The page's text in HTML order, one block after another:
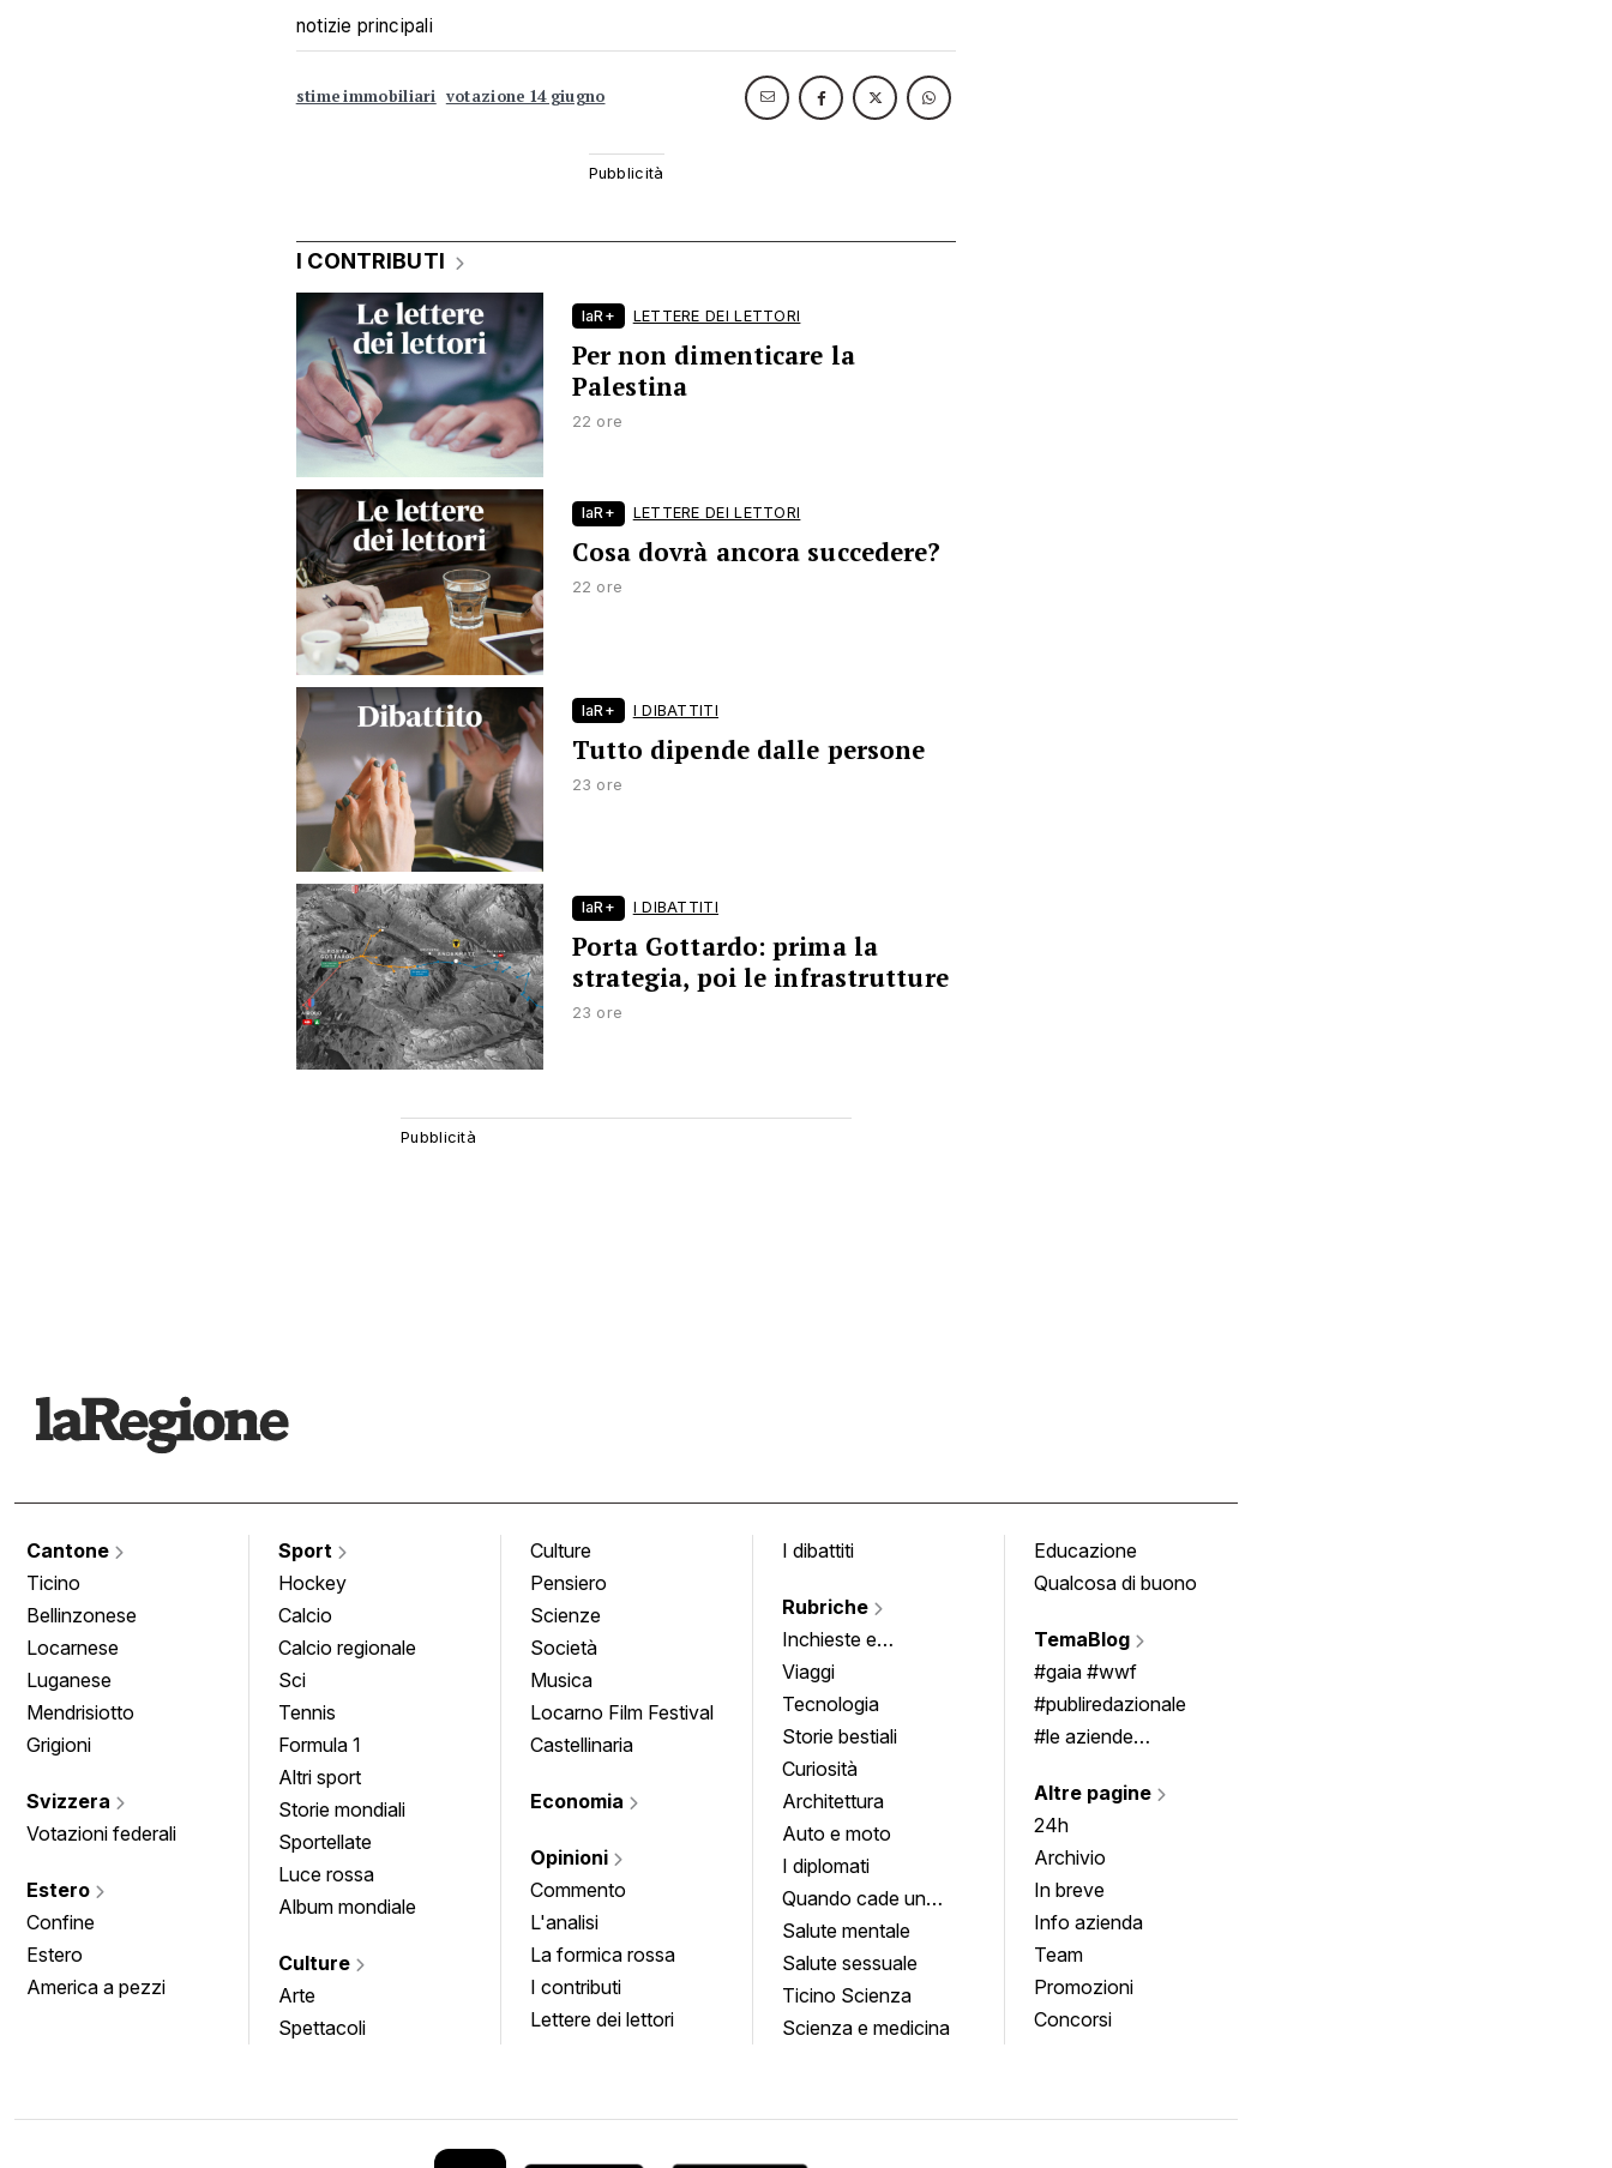
notizie principali
stime immobiliari votazione 14 giugno
I CONTRIBUTI
laR+ LETTERE DEI LETTORI
Per non dimenticare la
Palestina
22 ore
laR+ LETTERE DEI LETTORI
Cosa dovrà ancora succedere?
22 ore
laR+ I DIBATTITI
Tutto dipende dalle persone
23 ore
laR+ I DIBATTITI
Porta Gottardo: prima la
strategia, poi le infrastrutture
23 ore
Cantone
Ticino
Bellinzonese
Locarnese
Luganese
Mendrisiotto
Grigioni
Svizzera
Votazioni federali
Estero
Confine
Estero
America a pezzi
Sport
Hockey
Calcio
Calcio regionale
Sci
Tennis
Formula 1
Altri sport
Storie mondiali
Sportellate
Luce rossa
Album mondiale
Culture
Arte
Spettacoli
Culture
Pensiero
Scienze
Società
Musica
Locarno Film Festival
Castellinaria
Economia
Opinioni
Commento
L'analisi
La formica rossa
I contributi
Lettere dei lettori
I dibattiti
Rubriche
Inchieste e
approfondimenti
Viaggi
Tecnologia
Storie bestiali
Curiosità
Architettura
Auto e moto
I diplomati
Quando cade un
quadro
Salute mentale
Salute sessuale
Ticino Scienza
Scienza e medicina
Educazione
Qualcosa di buono
TemaBlog
#gaia #wwf
#publiredazionale
#le aziende
Altre pagine
24h
Archivio
In breve
Info azienda
Team
Promozioni
Concorsi